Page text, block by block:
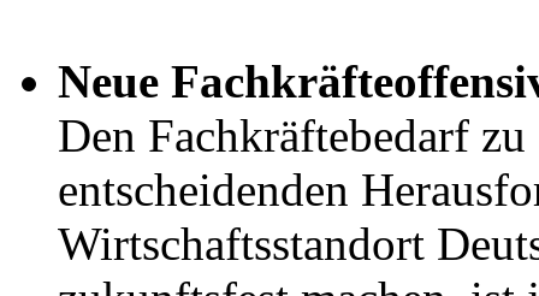
Neue
Den Fachkräftebedarf
entscheidenden
Wirtschaftsstandort